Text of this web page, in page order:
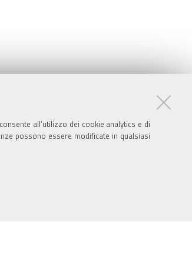
all’utilizzo dei cookie analytics e di
possono essere modificate in qualsiasi